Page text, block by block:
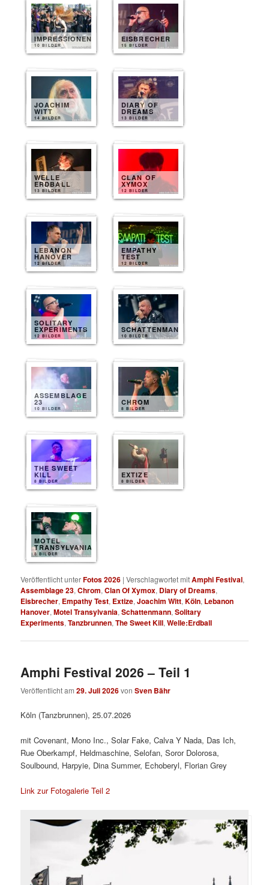
IMPRESSIONEN
10 BILDER
EISBRECHER
15 BILDER
JOACHIM
WITT
14 BILDER
DIARY OF
DREAMS
13 BILDER
WELLE
ERDBALL
13 BILDER
CLAN OF
XYMOX
12 BILDER
LEBANON
HANOVER
12 BILDER
EMPATHY
TEST
12 BILDER
SOLITARY
EXPERIMENTS
12 BILDER
SCHATTENMANN
10 BILDER
ASSEMBLAGE
23
10 BILDER
CHROM
8 BILDER
THE SWEET
KILL
8 BILDER
EXTIZE
8 BILDER
MOTEL
TRANSYLVANIA
8 BILDER
Veröffentlicht unterFotos 2026 |Verschlagwortet mitAmphi Festival,
Assemblage 23,Chrom,Clan Of Xymox, Diary of Dreams,
Eisbrecher, Empathy Test, Extize,Joachim Witt,Köln, Lebanon
Hanover,Motel Transylvania,Schattenmann,Solitary
Experiments,Tanzbrunnen,The Sweet Kill,Welle:Erdball
Amphi Festival 2026 – Teil 1
Veröffentlicht am29. Juli 2026vonSven Bähr
Köln (Tanzbrunnen), 25.07.2026
mit Covenant, Mono Inc., Solar Fake, Calva Y Nada, Das Ich,
Rue Oberkampf, Heldmaschine, Selofan, Soror Dolorosa,
Soulbound, Harpyie, Dina Summer, Echoberyl, Florian Grey
Link zur Fotogalerie Teil 2